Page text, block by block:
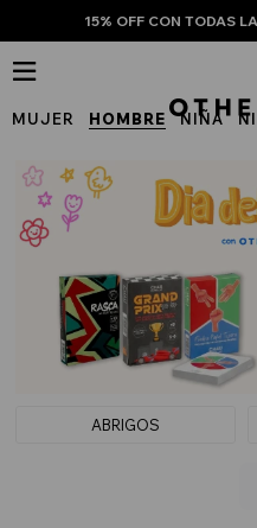
15% OFF CON TODAS
MUJER HOMBRE NIÑA

ABRIGOS